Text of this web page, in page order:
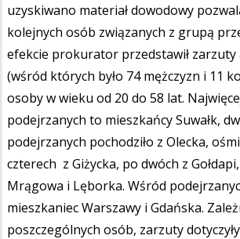
uzyskiwano materiał dowodowy
kolejnych osób związanych z grupą
efekcie prokurator przedstawił zarzuty
(wśród których było 74 mężczyzn i 11
osoby w wieku od 20 do 58 lat.
podejrzanych to mieszkańcy Suwałk,
podejrzanych pochodziło z Olecka,
czterech z Giżycka, po dwóch z Gołdapi,
Mrągowa i Lęborka. Wśród
mieszkaniec Warszawy i Gdańska.
poszczególnych osób, zarzuty